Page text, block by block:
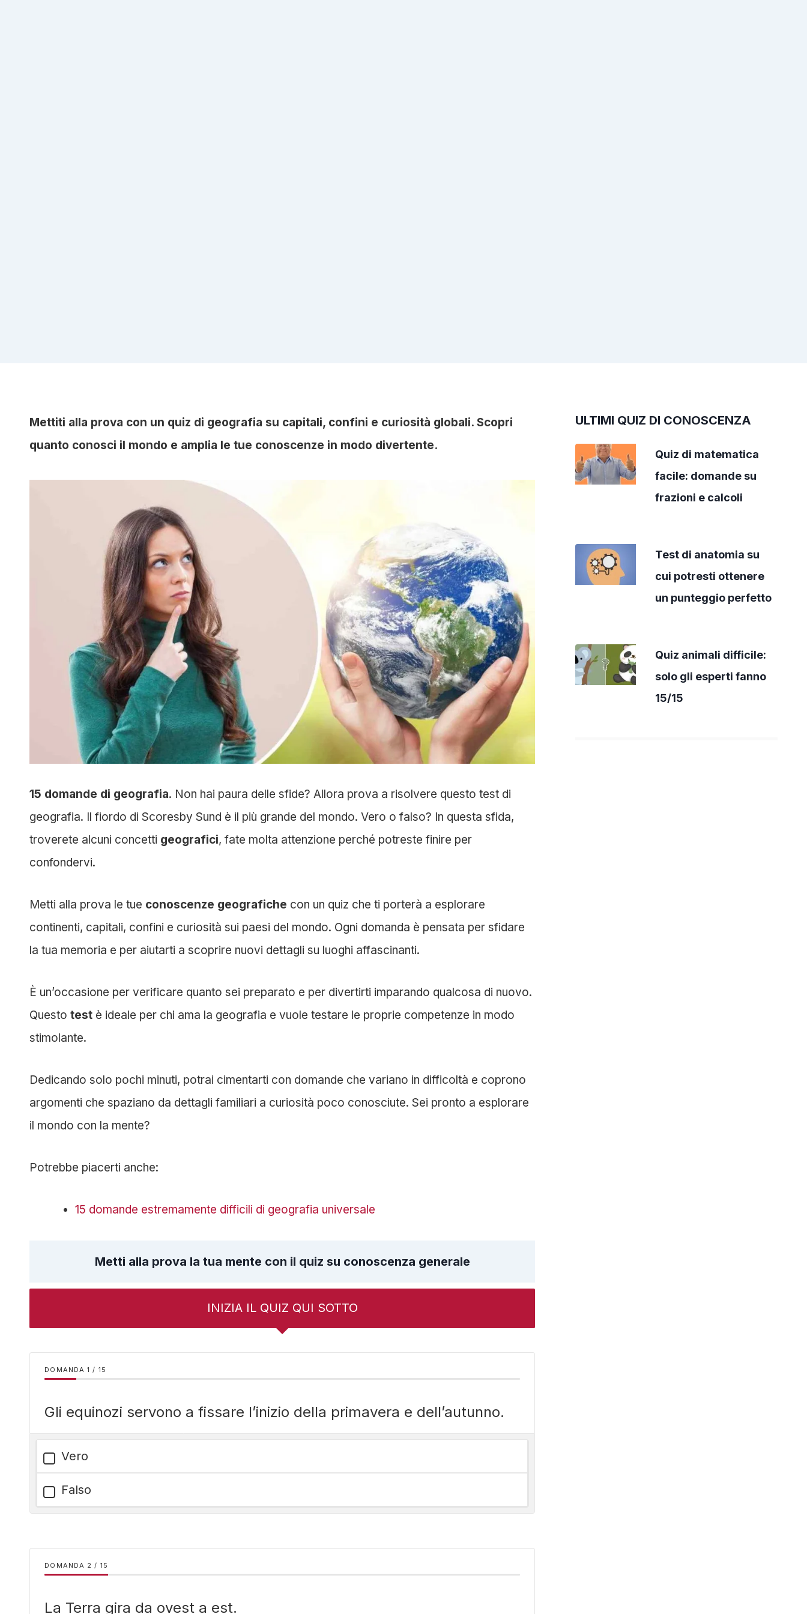
Mettiti alla prova con un quiz di geografia su capitali, confini e curiosità globali. Scopri
quanto conosci il mondo e amplia le tue conoscenze in modo divertente.
15 domande di geografia. Non hai paura delle sfide? Allora prova a risolvere questo test di
geografia. Il fiordo di Scoresby Sund è il più grande del mondo. Vero o falso? In questa sfida,
troverete alcuni concetti geografici, fate molta attenzione perché potreste finire per
confondervi.
Metti alla prova le tue conoscenze geografiche con un quiz che ti porterà a esplorare
continenti, capitali, confini e curiosità sui paesi del mondo. Ogni domanda è pensata per sfidare
la tua memoria e per aiutarti a scoprire nuovi dettagli su luoghi affascinanti.
È un’occasione per verificare quanto sei preparato e per divertirti imparando qualcosa di nuovo.
Questotest è ideale per chi ama la geografia e vuole testare le proprie competenze in modo
stimolante.
Dedicando solo pochi minuti, potrai cimentarti con domande che variano in difficoltà e coprono
argomenti che spaziano da dettagli familiari a curiosità poco conosciute. Sei pronto a esplorare
il mondo con la mente?
Potrebbe piacerti anche:
15 domande estremamente difficili di geografia universale
Metti alla prova la tua mente con il quiz su conoscenza generale
INIZIA IL QUIZ QUI SOTTO
DOMANDA / 15
Gli equinozi servono a fissare l’inizio della primavera e dell’autunno.
Vero
Falso
DOMANDA / 15
La Terra gira da ovest a est.
ULTIMI QUIZ DI CONOSCENZA
Quiz di matematica
facile: domande su
frazioni e calcoli
Test di anatomia su
cui potresti ottenere
un punteggio perfetto
Quiz animali difficile:
solo gli esperti fanno
15/15